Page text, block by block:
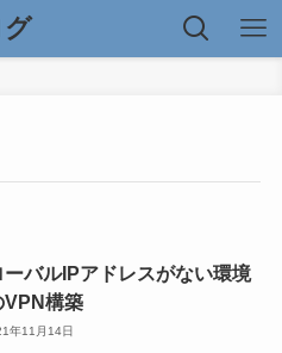
ーバルIPアドレスがない環境
VPN構築
年11月14日